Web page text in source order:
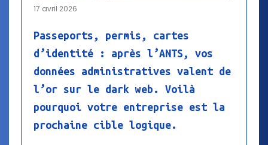
17 avril 2026
Passeports, permis, cartes
d’identité : après l’ANTS, vos
données administratives valent de
l’or sur le dark web. Voilà
pourquoi votre entreprise est la
prochaine cible logique.